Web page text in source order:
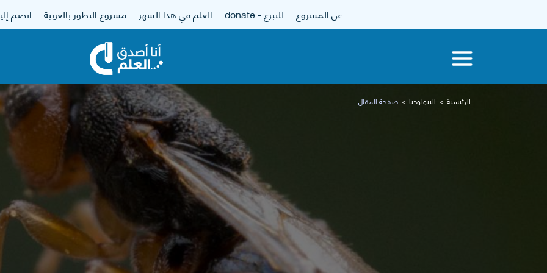
عن المشروع للتبرع - donate العلم في هذا الشهر مشروع التطور بالعربية انضم
الرئيسية البيولوجيا صفحة المقال